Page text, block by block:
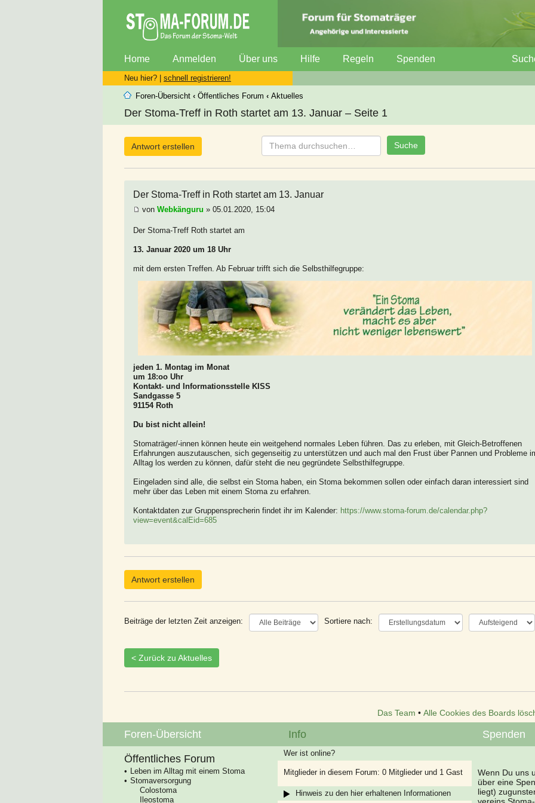
Home Anmelden Über uns Hilfe Regeln Spenden
Neu hier? | schnell registrieren!
Foren-Übersicht ‹ Öffentliches Forum ‹ Aktuelles
Der Stoma-Treff in Roth startet am 13. Januar – Seite 1
Antwort erstellen
Der Stoma-Treff in Roth startet am 13. Januar
von Webkänguru » 05.01.2020, 15:04
Der Stoma-Treff Roth startet am
13. Januar 2020 um 18 Uhr
mit dem ersten Treffen. Ab Februar trifft sich die Selbsthilfegruppe:
jeden 1. Montag im Monat
um 18:oo Uhr
Kontakt- und Informationsstelle KISS
Sandgasse 5
91154 Roth
Du bist nicht allein!
Stomaträger/-innen können heute ein weitgehend normales Leben führen. Das zu erleben, mit Gleich-Betroffenen
Erfahrungen auszutauschen, sich gegenseitig zu unterstützen und auch mal den Frust über Pannen und Probleme
Alltag los werden zu können, dafür steht die neu gegründete Selbsthilfegruppe.
Eingeladen sind alle, die selbst ein Stoma haben, ein Stoma bekommen sollen oder einfach daran interessiert sind
mehr über das Leben mit einem Stoma zu erfahren.
Kontaktdaten zur Gruppensprecherin findet ihr im Kalender: https://www.stoma-forum.de/calendar.php?
view=event&calEid=685
Antwort erstellen
Beiträge der letzten Zeit anzeigen: Sortiere nach:
< Zurück zu Aktuelles
Das Team • Alle Cookies des Boards
Foren-Übersicht
Öffentliches Forum
Leben im Alltag mit einem Stoma
Stomaversorgung
Colostoma
Ileostoma
Info
Wer ist online?
Mitglieder in diesem Forum: 0 Mitglieder und 1 Gast
Hinweis zu den hier erhaltenen Informationen
Spenden
Wenn Du uns
über eine
liegt)
vereins